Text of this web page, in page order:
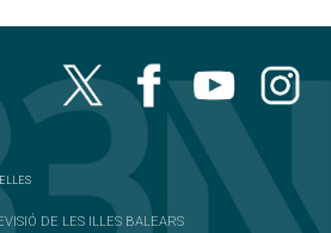
DE LES ILLES BALEARS